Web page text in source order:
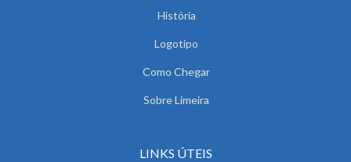
História
Logotipo
Como Chegar
Sobre Limeira
LINKS ÚTEIS